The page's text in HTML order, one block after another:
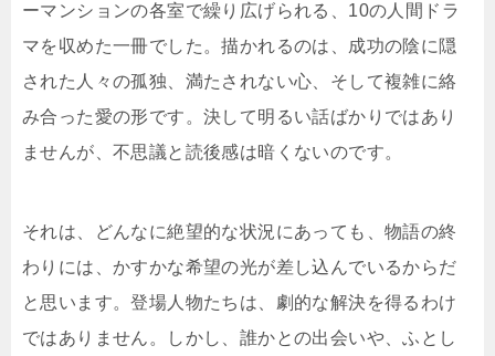
ーマンションの各室で繰り広げられる、10の人間ドラ
マを収めた一冊でした。描かれるのは、成功の陰に隠
された人々の孤独、満たされない心、そして複雑に絡
み合った愛の形です。決して明るい話ばかりではあり
ませんが、不思議と読後感は暗くないのです。
それは、どんなに絶望的な状況にあっても、物語の終
わりには、かすかな希望の光が差し込んでいるからだ
と思います。登場人物たちは、劇的な解決を得るわけ
ではありません。しかし、誰かとの出会いや、ふとし